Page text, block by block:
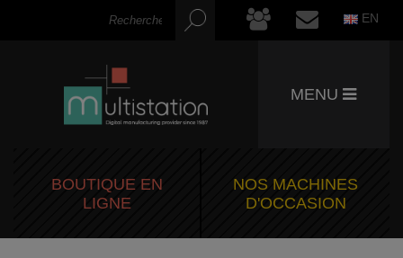
EN
MENU
BOUTIQUE EN
LIGNE
NOS MACHINES
D'OCCASION